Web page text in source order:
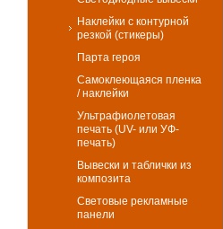
Наклейки с контурной
резкой (стикеры)
Парта героя
Самоклеющаяся пленка
/ наклейки
Ультрафиолетовая
печать (UV- или УФ-
печать)
Вывески и таблички из
композита
Световые рекламные
панели